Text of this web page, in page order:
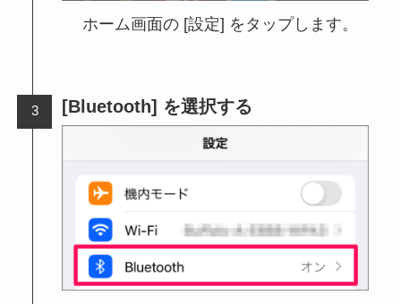
ホーム画面の [設定] をタップします。
[Bluetooth] を選択する